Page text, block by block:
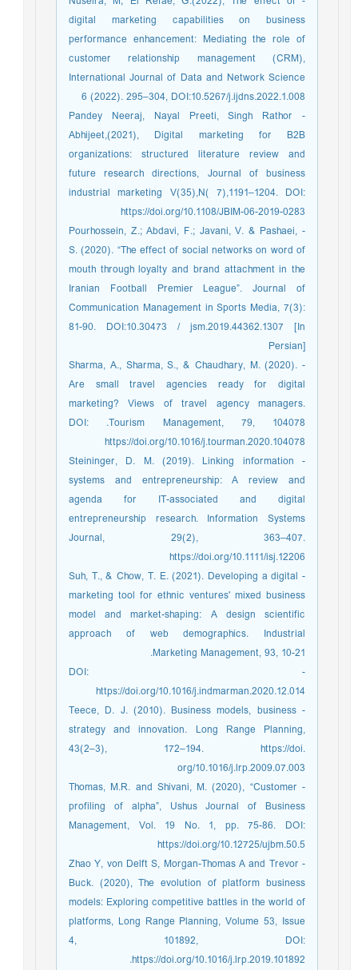
digital marketing capabilities on business
performance enhancement: Mediating the role of
customer relationship management (CRM),
International Journal of Data and Network Science
6 (2022). 295–304, DOI:10.5267/j.ijdns.2022.1.008
- Pandey Neeraj, Nayal Preeti, Singh Rathor
Abhijeet,(2021), Digital marketing for B2B
organizations: structured literature review and
future research directions, Journal of business
industrial marketing V(35),N( 7),1191–1204. DOI:
https://doi.org/10.1108/JBIM-06-2019-0283
- Pourhossein, Z.; Abdavi, F.; Javani, V. & Pashaei,
S. (2020). “The effect of social networks on word of
mouth through loyalty and brand attachment in the
Iranian Football Premier League”. Journal of
Communication Management in Sports Media, 7(3):
81-90. DOI:10.30473 / jsm.2019.44362.1307 [In
Persian]
- Sharma, A., Sharma, S., & Chaudhary, M. (2020).
Are small travel agencies ready for digital
marketing? Views of travel agency managers.
Tourism Management, 79, 104078.‏ DOI:
https://doi.org/10.1016/j.tourman.2020.104078
- Steininger, D. M. (2019). Linking information
systems and entrepreneurship: A review and
agenda for IT-associated and digital
entrepreneurship research. Information Systems
Journal, 29(2), 363–407.
https://doi.org/10.1111/isj.12206
- Suh, T., & Chow, T. E. (2021). Developing a digital
marketing tool for ethnic ventures' mixed business
model and market-shaping: A design scientific
approach of web demographics. Industrial
Marketing Management, 93, 10-21.
- DOI:
https://doi.org/10.1016/j.indmarman.2020.12.014
- Teece, D. J. (2010). Business models, business
strategy and innovation. Long Range Planning,
43(2–3), 172–194. https://doi.
org/10.1016/j.lrp.2009.07.003
- Thomas, M.R. and Shivani, M. (2020), “Customer
profiling of alpha”, Ushus Journal of Business
Management, Vol. 19 No. 1, pp. 75-86. DOI:
https://doi.org/10.12725/ujbm.50.5
- Zhao Y, von Delft S, Morgan-Thomas A and Trevor
Buck. (2020), The evolution of platform business
models: Exploring competitive battles in the world of
platforms, Long Range Planning, Volume 53, Issue
4, 101892, DOI:
https://doi.org/10.1016/j.lrp.2019.101892.